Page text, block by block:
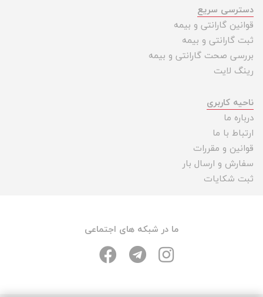
دسترسی سریع
قوانین گارانتی و بیمه
ثبت گارانتی و بیمه
بررسی صحت گارانتی و بیمه
رینگ لایت
ناحیه کاربری
درباره ما
ارتباط با ما
قوانین و مقررات
سفارش و ارسال بار
ثبت شکایات
ما در شبکه های اجتماعی